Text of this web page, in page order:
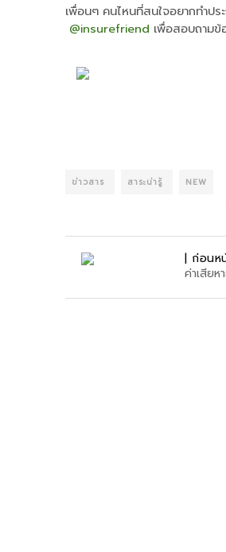
เพื่อนๆ คนไหนที่สนใจอยากทำป
@insurefriend เพื่อสอบถาม
ข่าวสาร สาระน่ารู้ NEW
| ก่อนห
ค่าเสียห